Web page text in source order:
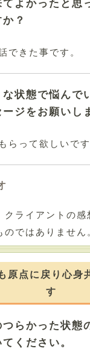
てよかったと思
？
できた事です。
な状態で悩んで
ジをお願いし
らって欲しいです
ライアントの感
ではありません
原点に戻り心身
す
つらかった状態
ください。